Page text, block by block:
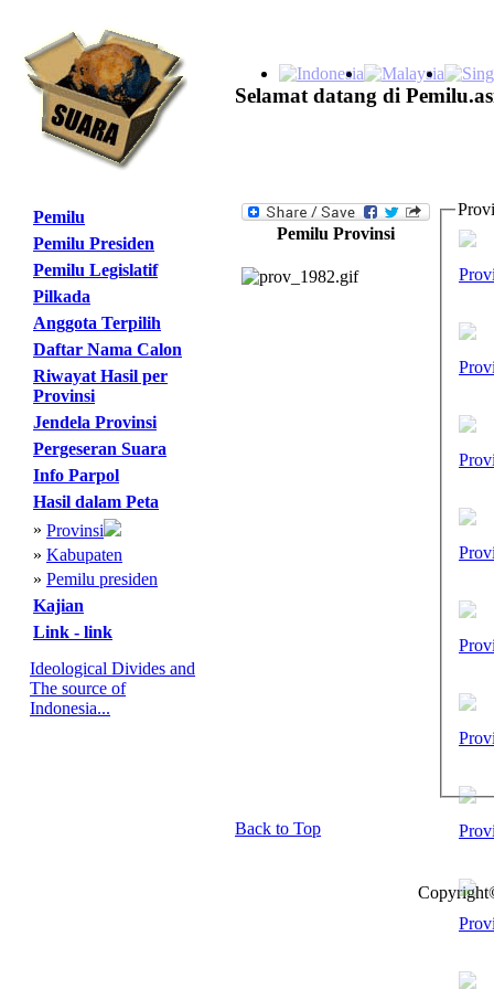
Selamat datang di
Pemilu
Pemilu Presiden
Pemilu Legislatif
Pilkada
Anggota Terpilih
Daftar Nama Calon
Riwayat Hasil per
Provinsi
Jendela Provinsi
Pergeseran Suara
Info Parpol
Hasil dalam Peta
» Provinsi
» Kabupaten
» Pemilu presiden
Kajian
Link - link
Ideological Divides and
The source of
Indonesia...
Pemilu Provinsi
Back to Top